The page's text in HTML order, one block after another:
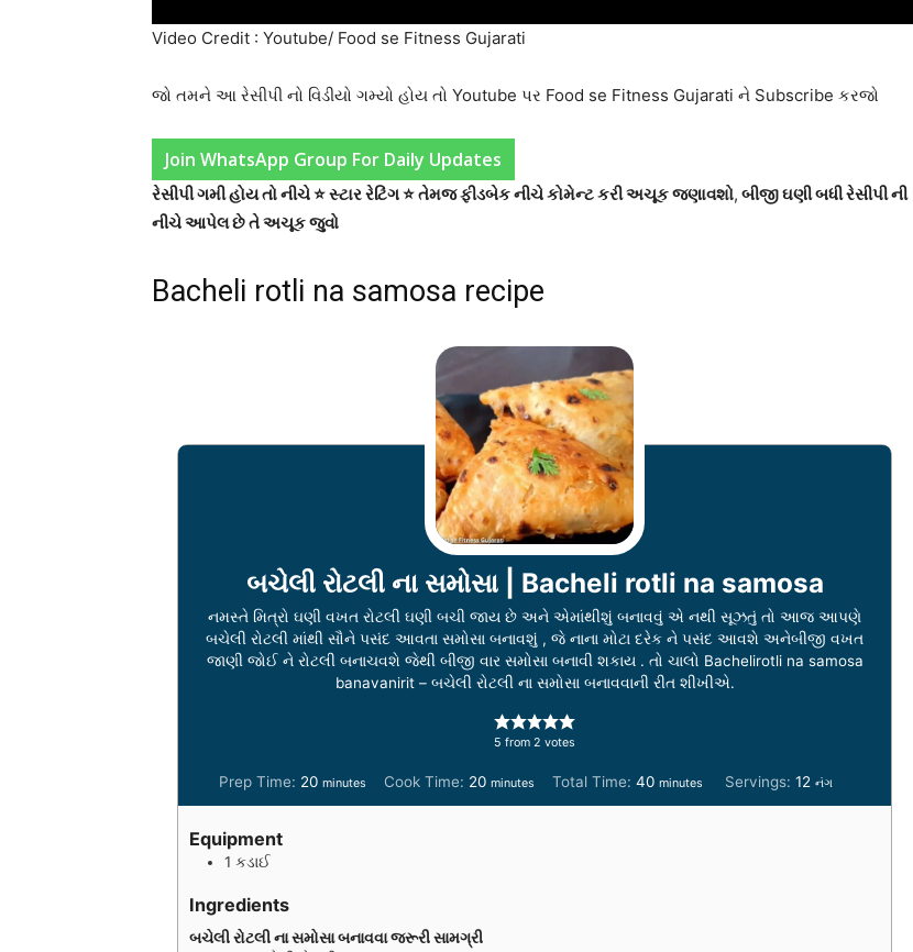
Video Credit : Youtube/ Food se Fitness Gujarati
જો તમને આ રેસીપી નો વિડીયો ગમ્યો હોય તો Youtube પર Food se Fitness Gujarati ને Subscribe કરજો
Join WhatsApp Group For Daily Updates
રેસીપી ગમી હોય તો નીચે ⭐ સ્ટાર રેટિંગ ⭐ તેમજ ફીડબેક નીચે કોમેન્ટ કરી અચૂક જણાવશો, બીજી ઘણી બધી રેસીપી ની
નીચે આપેલ છે તે અચૂક જુવો
Bacheli rotli na samosa recipe
બચેલી રોટલી ના સમોસા | Bacheli rotli na samosa
નમસ્તે મિત્રો ઘણી વખત રોટલી ઘણી બચી જાય છે અને એમાંથીશું બનાવવું એ નથી સૂઝતું તો આજ આપણે
બચેલી રોટલી માંથી સૌને પસંદ આવતા સમોસા બનાવશું , જે નાના મોટા દરેક ને પસંદ આવશે અનેબીજી વખત
જાણી જોઈ ને રોટલી બનાચવશે જેથી બીજી વાર સમોસા બનાવી શકાય . તો ચાલો Bachelirotli na samosa
banavanirit – બચેલી રોટલી ના સમોસા બનાવવાની રીત શીખીએ.
5 from 2 votes
Prep Time: 20m
i
minutes Cook Time: 20m
i
minutes Total Time: 40m
i
minutes Servings:12 નંગ
Equipment
1 કડાઈ
Ingredients
બચેલી રોટલી ના સમોસા બનાવવા જરૂરી સામગ્રી